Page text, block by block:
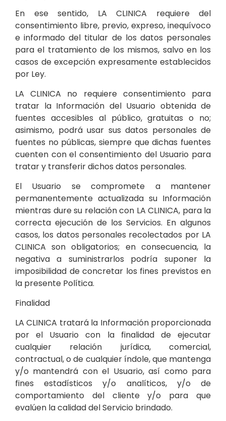
En ese sentido, LA CLINICA requiere del
consentimiento libre, previo, expreso, inequívoco
e informado del titular de los datos personales
para el tratamiento de los mismos, salvo en los
casos de excepción expresamente establecidos
por Ley.
LA CLINICA no requiere consentimiento para
tratar la Información del Usuario obtenida de
fuentes accesibles al público, gratuitas o no;
asimismo, podrá usar sus datos personales de
fuentes no públicas, siempre que dichas fuentes
cuenten con el consentimiento del Usuario para
tratar y transferir dichos datos personales.
El Usuario se compromete a mantener
permanentemente actualizada su Información
mientras dure su relación con LA CLINICA, para la
correcta ejecución de los Servicios. En algunos
casos, los datos personales recolectados por LA
CLINICA son obligatorios; en consecuencia, la
negativa a suministrarlos podría suponer la
imposibilidad de concretar los fines previstos en
la presente Política.
Finalidad
LA CLINICA tratará la Información proporcionada
por el Usuario con la finalidad de ejecutar
cualquier relación jurídica, comercial,
contractual, o de cualquier índole, que mantenga
y/o mantendrá con el Usuario, así como para
fines estadísticos y/o analíticos, y/o de
comportamiento del cliente y/o para que
evalúen la calidad del Servicio brindado.